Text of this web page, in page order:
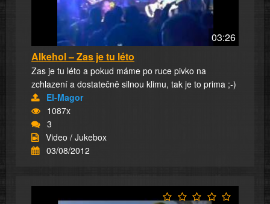
03:26
Alkehol – Zas je tu léto
Zas je tu léto a pokud máme po ruce pivko na
zchlazení a dostatečně silnou klimu, tak je to prima ;-)
El-Magor
1087x
3
Video / Jukebox
03/08/2012